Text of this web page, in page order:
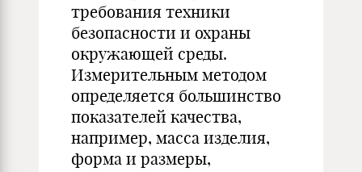
требования техники
безопасности и охраны
окружающей среды.
Измерительным методом
определяется большинство
показателей качества,
например, масса изделия,
форма и размеры,